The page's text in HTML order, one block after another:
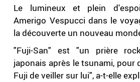
Le lumineux et plein
Amerigo Vespucci dans le
la découverte un nouveau
"Fuji-San" est "un prière
japonais après le tsunami, pour
Fuji de veiller sur lui", a-t-elle